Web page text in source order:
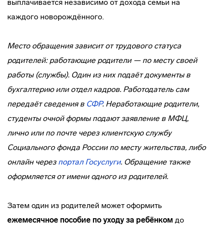
выплачивается независимо от дохода семьи на
каждого новорождённого.
Место обращения зависит от трудового статуса
родителей: работающие родители — по месту своей
работы (службы). Один из них подаёт документы в
бухгалтерию или отдел кадров. Работодатель сам
передаёт сведения в СФР. Неработающие родители,
студенты очной формы подают заявление в МФЦ,
лично или по почте через клиентскую службу
Социального фонда России по месту жительства, либо
онлайн через портал Госуслуги. Обращение также
оформляется от имени одного из родителей.
Затем один из родителей может оформить
ежемесячное пособие по уходу за ребёнком до